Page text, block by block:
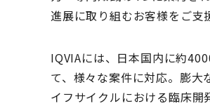
進展に取り組むお客様をご支
IQVIAには、日本国内に約
て、様々な案件に対応。膨大
イフサイクルにおける臨床